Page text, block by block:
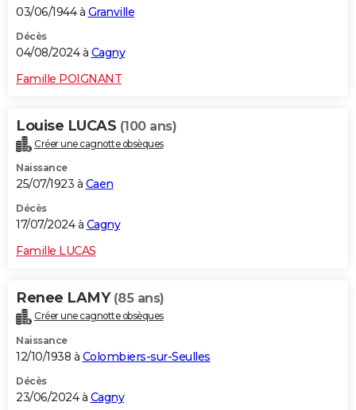
03/06/1944 à Granville
Décès
04/08/2024 à Cagny
Famille POIGNANT
Louise LUCAS (100 ans)
Créer une cagnotte obsèques
Naissance
25/07/1923 à Caen
Décès
17/07/2024 à Cagny
Famille LUCAS
Renee LAMY (85 ans)
Créer une cagnotte obsèques
Naissance
12/10/1938 à Colombiers-sur-Seulles
Décès
23/06/2024 à Cagny